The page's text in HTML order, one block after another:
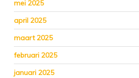
mei 2025
april 2025
maart 2025
februari 2025
januari 2025